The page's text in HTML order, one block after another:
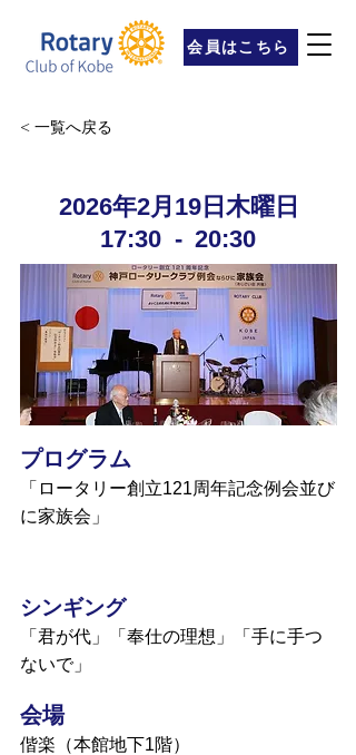
会員はこちら
< 一覧へ戻る
2026年2月19日木曜日
17:30 - 20:30
プログラム
「ロータリー創立121周年記念例会並び
に家族会」
シンギング
「君が代」「奉仕の理想」「手に手つ
ないで」
会場
偕楽（本館地下1階）